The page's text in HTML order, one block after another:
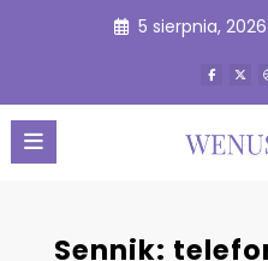
5 sierpnia, 2026
Sennik: